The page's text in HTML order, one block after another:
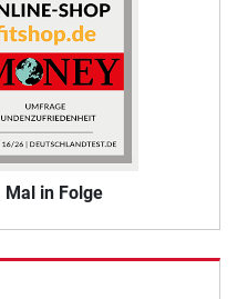
Mal in Folge